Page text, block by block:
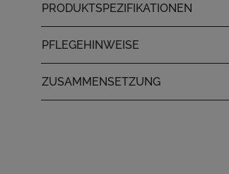
PRODUKTSPEZIFIKATIONEN
PFLEGEHINWEISE
ZUSAMMENSETZUNG